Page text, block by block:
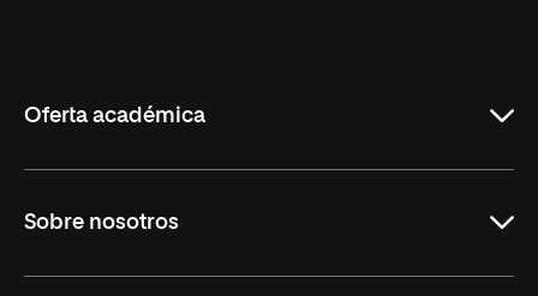
Oferta académica
Formación Continua
Carreras
Sobre nosotros